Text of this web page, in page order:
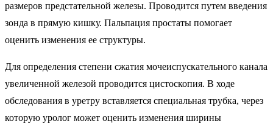
размеров предстательной железы. Проводится путем введения
зонда в прямую кишку. Пальпация простаты помогает
оценить изменения ее структуры.
Для определения степени сжатия мочеиспускательного канала
увеличенной железой проводится цистоскопия. В ходе
обследования в уретру вставляется специальная трубка, через
которую уролог может оценить изменения ширины